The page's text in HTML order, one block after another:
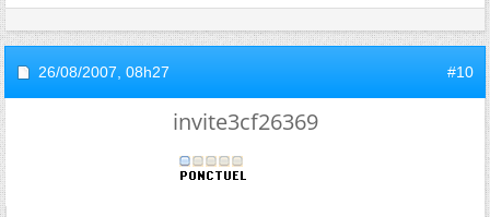
26/08/2007, 08h27 #10
invite3cf26369